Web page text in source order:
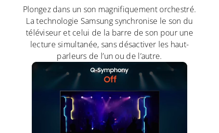
Plongez dans un son magnifiquement orchestré.
La technologie Samsung synchronise le son du
téléviseur et celui de la barre de son pour une
lecture simultanée, sans désactiver les haut-
parleurs de l’un ou de l’autre.